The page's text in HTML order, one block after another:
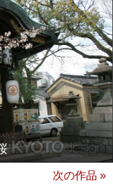
次の作品 »